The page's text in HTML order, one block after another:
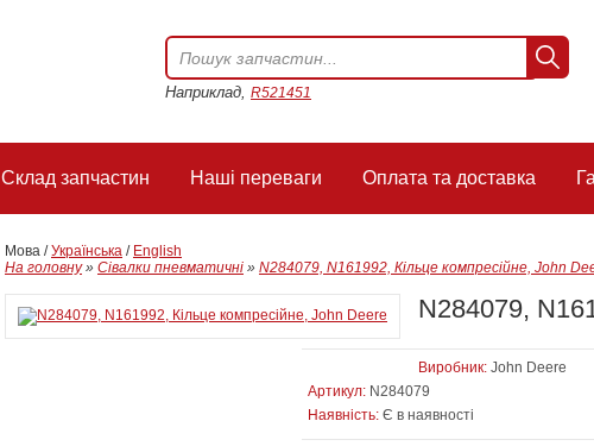
Наприклад, R521451
Склад запчастин Наші переваги Оплата та доставка
Мова /Українська / English
На головну» Сівалки пневматичні » N284079, N161992, Кільце компресійне, John
N284079,
Виробник: John Deere
Артикул: N284079
Наявність: Є в наявності